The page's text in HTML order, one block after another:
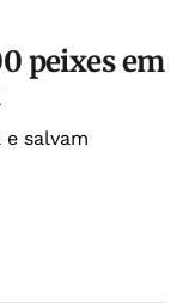
peixes em
e salvam